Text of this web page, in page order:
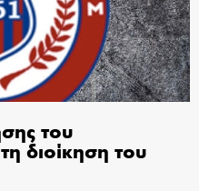
του
διοίκηση του